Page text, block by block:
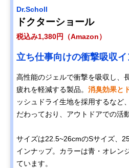
Dr.Scholl
ドクターショール
税込み1,380円（Amazon）
立ち仕事向けの衝撃吸収
高性能のジェルで衝撃を吸収し、
疲れを軽減する製品。 消臭効果と
ッシュドライ生地を採用するなど
だわっており、アウトドアでの活
サイズは22.5~26cmのSサイズ、
インナップ。カラーは青・オレン
ています。